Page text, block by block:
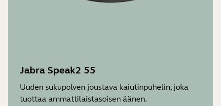
Jabra Speak2 55
Uuden sukupolven joustava kaiutinpuhelin, joka
tuottaa ammattilaistasoisen äänen.